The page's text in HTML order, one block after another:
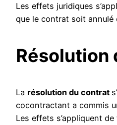
Les effets juridiques
que le contrat soit annulé
Résolution
La résolution du contrat
cocontractant a commis
Les effets s’appliquent